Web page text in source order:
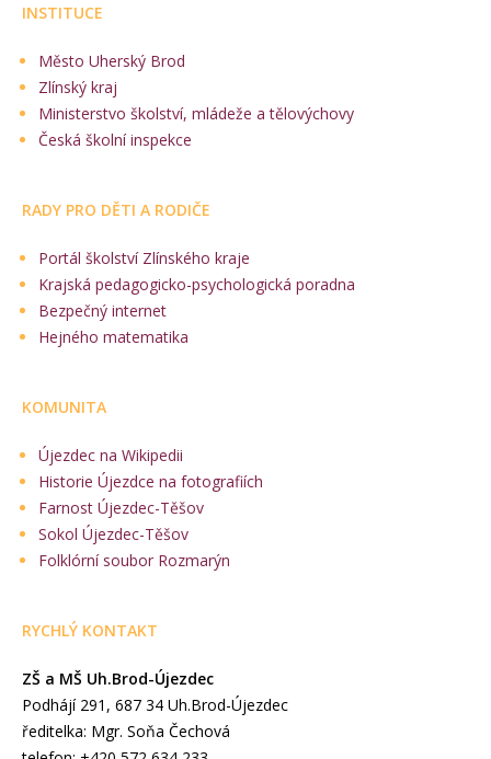
INSTITUCE
Město Uherský Brod
Zlínský kraj
Ministerstvo školství, mládeže a tělovýchovy
Česká školní inspekce
RADY PRO DĚTI A RODIČE
Portál školství Zlínského kraje
Krajská pedagogicko-psychologická poradna
Bezpečný internet
Hejného matematika
KOMUNITA
Újezdec na Wikipedii
Historie Újezdce na fotografiích
Farnost Újezdec-Těšov
Sokol Újezdec-Těšov
Folklórní soubor Rozmarýn
RYCHLÝ KONTAKT
ZŠ a MŠ Uh.Brod-Újezdec
Podhájí 291, 687 34 Uh.Brod-Újezdec
ředitelka: Mgr. Soňa Čechová